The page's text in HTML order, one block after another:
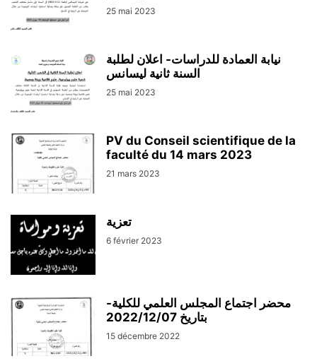
25 mai 2023
نيابة العمادة للدراسات- اعلان لطلبة
السنة ثانية ليسانس
25 mai 2023
PV du Conseil scientifique de la
faculté du 14 mars 2023
21 mars 2023
تعزية
6 février 2023
محضر اجتماع المجلس العلمي للكلية-
بتاريخ 2022/12/07
15 décembre 2022